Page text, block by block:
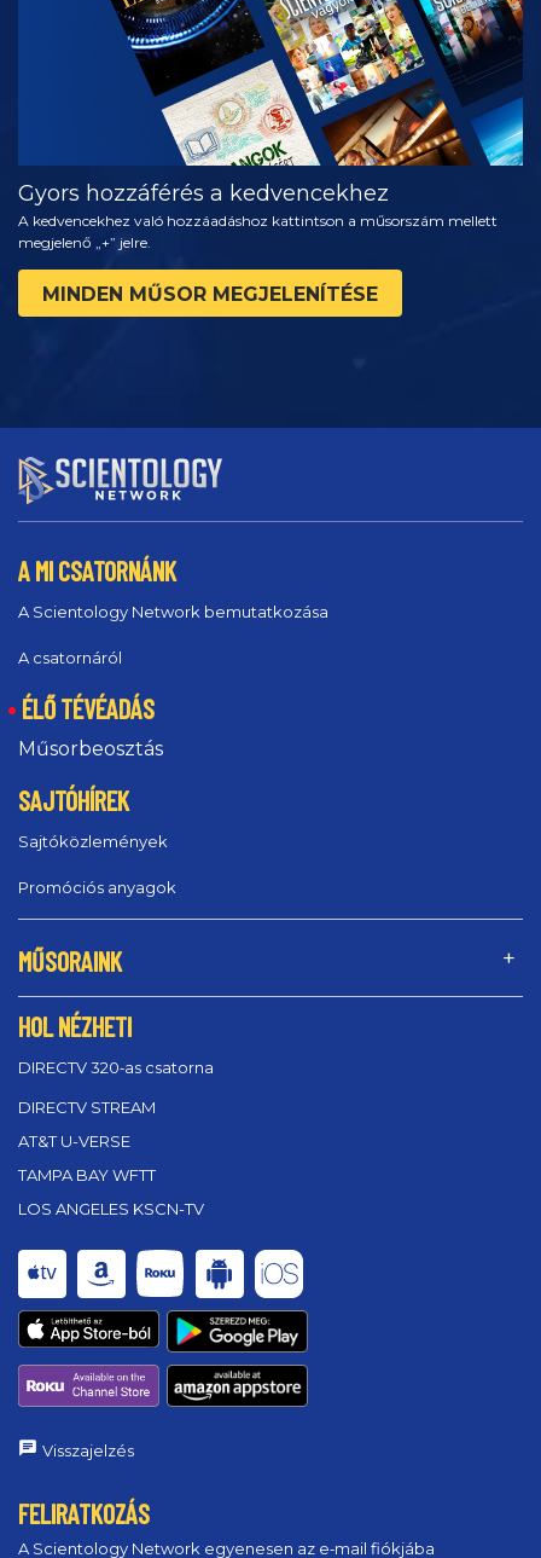
Gyors hozzáférés a kedvencekhez
A kedvencekhez való hozzáadáshoz kattintson a műsorszám mellett
megjelenő „+” jelre.
MINDEN MŰSOR MEGJELENÍTÉSE
A MI CSATORNÁNK
A Scientology Network bemutatkozása
A csatornáról
ÉLŐ TÉVÉADÁS
Műsorbeosztás
SAJTÓHÍREK
Sajtóközlemények
Promóciós anyagok
MŰSORAINK
HOL NÉZHETI
DIRECTV 320‑as csatorna
DIRECTV STREAM
AT&T U-VERSE
TAMPA BAY WFTT
LOS ANGELES KSCN-TV
Visszajelzés
FELIRATKOZÁS
A Scientology Network egyenesen az e‑mail fiókjába